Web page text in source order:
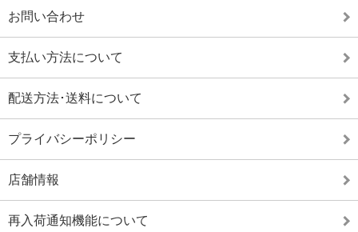
お問い合わせ
支払い方法について
配送方法･送料について
プライバシーポリシー
店舗情報
再入荷通知機能について